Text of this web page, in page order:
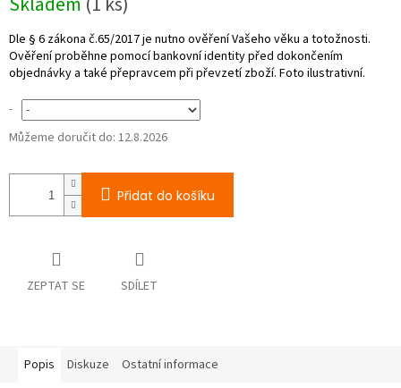
cena:
-
Můžeme doručit do: 12.8.2026
Přidat do košíku
ZEPTAT SE SDÍLET
Popis Diskuze Ostatní informace